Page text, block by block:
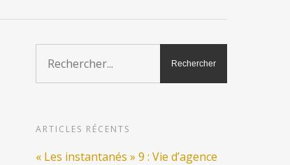
ARTICLES RÉCENTS
« Les instantanés » 9 : Vie d’agence